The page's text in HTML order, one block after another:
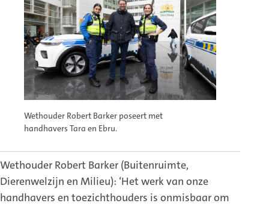
Wethouder Robert Barker poseert met
handhavers Tara en Ebru.
Wethouder Robert Barker (Buitenruimte,
Dierenwelzijn en Milieu): ‘Het werk van onze
handhavers en toezichthouders is onmisbaar om